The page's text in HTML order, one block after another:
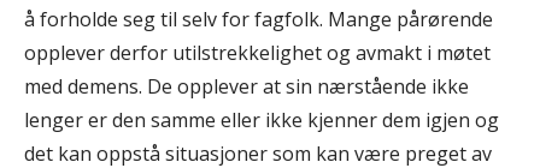
å forholde seg til selv for fagfolk. Mange pårørende
opplever derfor utilstrekkelighet og avmakt i møtet
med demens. De opplever at sin nærstående ikke
lenger er den samme eller ikke kjenner dem igjen og
det kan oppstå situasjoner som kan være preget av